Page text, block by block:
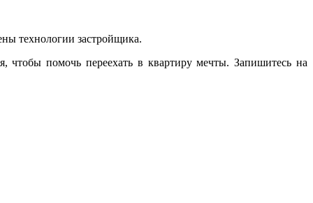
технологии застройщика.
помочь переехать в квартиру мечты. Запишитесь на